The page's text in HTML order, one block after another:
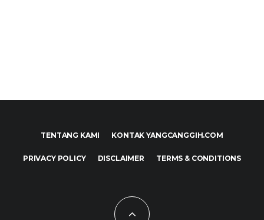
TENTANG KAMI KONTAK YANGCANGGIH.COM
PRIVACY POLICY DISCLAIMER TERMS & CONDITIONS